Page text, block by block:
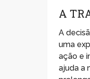
A
A
uma
ação e
ajuda a